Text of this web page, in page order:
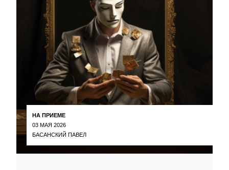
НА ПРИЕМЕ
03 МАЯ 2026
БАСАНСКИЙ ПАВЕЛ